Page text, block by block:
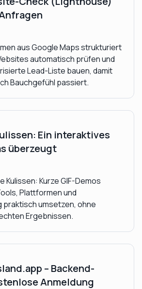
aus Google Maps strukturiert
automatisch prüfen und
Lead-Liste bauen, damit
Bauchgefühl passiert.
Ein interaktives
überzeugt
Kulissen: Kurze GIF-Demos
Plattformen und
praktisch umsetzen, ohne
Ergebnissen.
– Backend-
Anmeldung